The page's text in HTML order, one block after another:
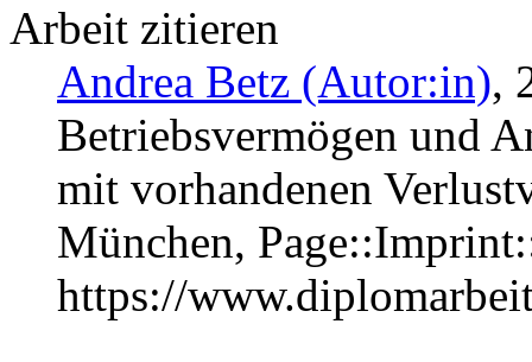
Arbeit zitieren
Andrea Betz (Autor:in),
Betriebsvermögen und
mit vorhandenen
München,
https://